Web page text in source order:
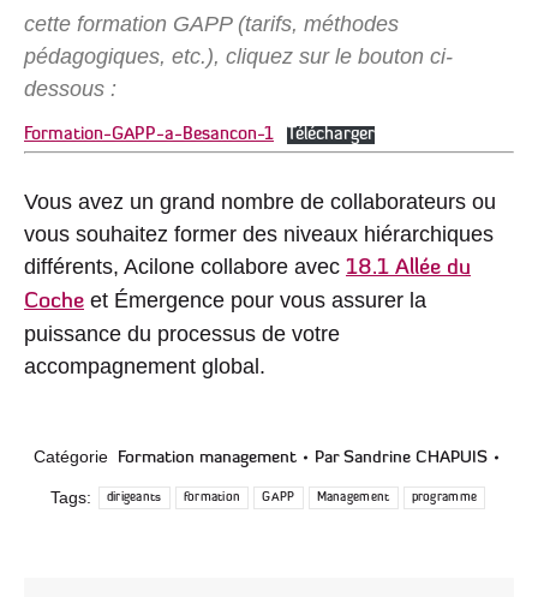
cette formation GAPP (tarifs, méthodes
pédagogiques, etc.), cliquez sur le bouton ci-
dessous :
Formation-GAPP-a-Besancon-1 Télécharger
Vous avez un grand nombre de collaborateurs ou
vous souhaitez former des niveaux hiérarchiques
différents, Acilone collabore avec 18.1 Allée du
Coche et Émergence pour vous assurer la
puissance du processus de votre
accompagnement global.
Catégorie Formation management Par Sandrine CHAPUIS
Tags: dirigeants formation GAPP Management programme